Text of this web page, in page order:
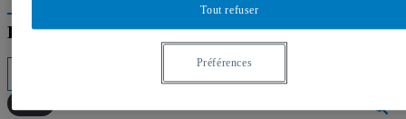
Répertoire des professeurs
Tout refuser
Préférences